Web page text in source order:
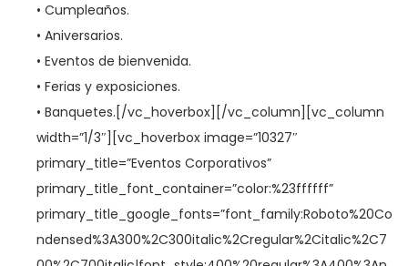
• Cumpleaños.
• Aniversarios.
• Eventos de bienvenida.
• Ferias y exposiciones.
• Banquetes.[/vc_hoverbox][/vc_column][vc_column
width=”1/3″][vc_hoverbox image=”10327″
primary_title=”Eventos Corporativos”
primary_title_font_container=”color:%23ffffff”
primary_title_google_fonts=”font_family:Roboto%20Co
ndensed%3A300%2C300italic%2Cregular%2Citalic%2C7